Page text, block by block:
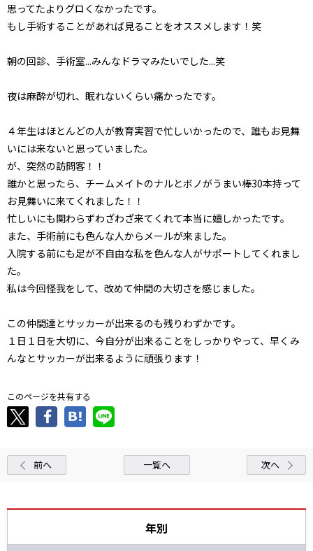
思ってたよりグロくなかったです。
もし手術することがあれば見ることをオススメします！笑
朝の回診、手術室...みんなドラマみたいでした...笑
夜は麻酔が切れ、眠れないくらい痛かったです。
４年生はほとんどの人が教育実習で忙しいかったので、誰もお見舞
いには来ないと思っていました。
が、突然の訪問客！！
誰かと思ったら、チームメイトのナルとボノがうまい棒30本持って
お見舞いに来てくれました！！
忙しいにも関わらずわざわざ来てくれて本当に嬉しかったです。
また、手術前にも色んな人からメールが来ました。
入院する前にも足が不自由な私を色んな人がサポートしてくれまし
た。
私は今回怪我をして、改めて仲間の大切さを感じました。
この仲間達とサッカーが出来るのも残りわずかです。
１日１日を大切に、今自分が出来ることをしっかりやって、早くみ
んなとサッカーが出来るように頑張ります！
このページを共有する
前へ 一覧へ 次へ
年別